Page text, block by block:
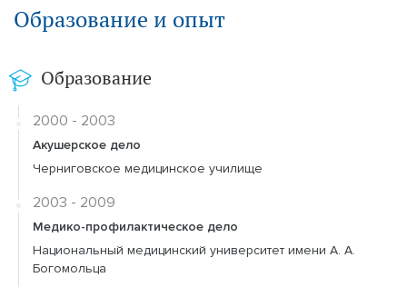
Образование и опыт
Образование
2000 - 2003
Акушерское дело
Черниговское медицинское училище
2003 - 2009
Медико-профилактическое дело
Национальный медицинский университет имени А. А.
Богомольца